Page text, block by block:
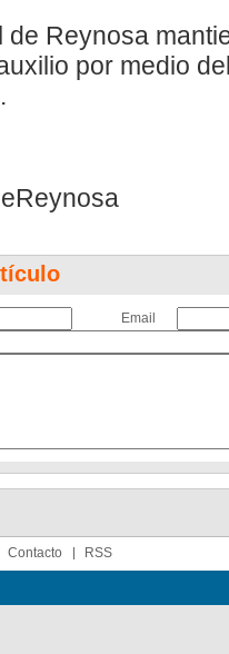
de Reynosa
por medio
Email
Contacto RSS